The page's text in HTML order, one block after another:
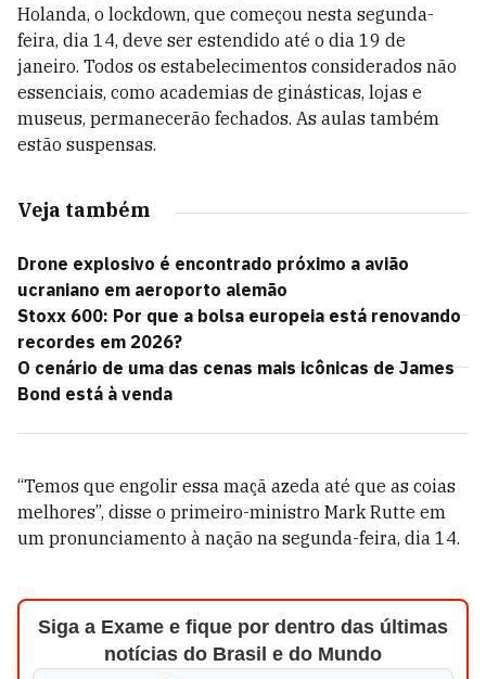
Holanda, o lockdown, que começou nesta segunda-
feira, dia 14, deve ser estendido até o dia 19 de
janeiro. Todos os estabelecimentos considerados não
essenciais, como academias de ginásticas, lojas e
museus, permanecerão fechados. As aulas também
estão suspensas.
Veja também
Drone explosivo é encontrado próximo a avião
ucraniano em aeroporto alemão
Stoxx 600: Por que a bolsa europeia está renovando
recordes em 2026?
O cenário de uma das cenas mais icônicas de James
Bond está à venda
“Temos que engolir essa maçã azeda até que as coias
melhores”, disse o primeiro-ministro Mark Rutte em
um pronunciamento à nação na segunda-feira, dia 14.
Siga a Exame e fique por dentro das últimas
notícias do Brasil e do Mundo